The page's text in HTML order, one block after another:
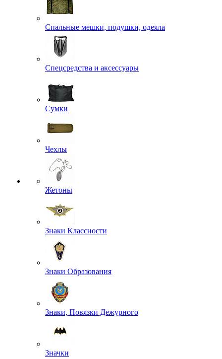
Спальные мешки, подушки, одеяла
Спецсредства и аксессуары
Сумки
Чехлы
Жетоны
Знаки Классности
Знаки Образования
Знаки, Повязки Дежурного
Значки